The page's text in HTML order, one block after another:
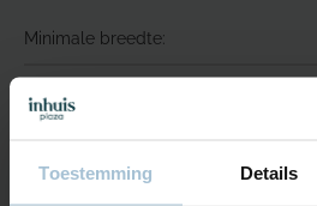
Toestemming Details
Minimale breedte: